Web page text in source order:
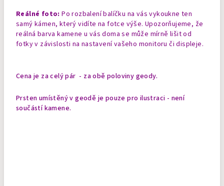
Reálné foto: Po rozbalení balíčku na vás vykoukne ten
samý kámen, který vidíte na fotce výše. Upozorňujeme, že
reálná barva kamene u vás doma se může mírně lišit od
fotky v závislosti na nastavení vašeho monitoru či displeje.
Cena je za celý pár - za obě poloviny geody.
Prsten umístěný v geodě je pouze pro ilustraci - není
součástí kamene.